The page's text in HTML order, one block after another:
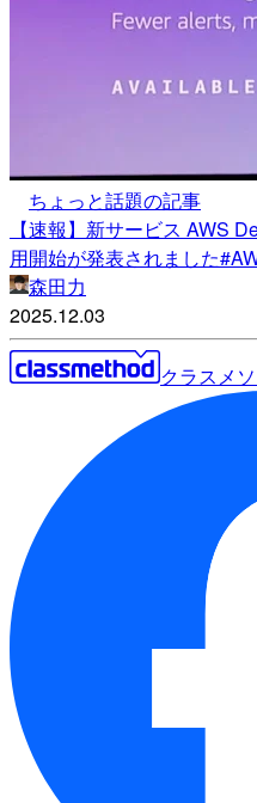
ちょっと話題の記事
【速報】新サービス AWS
用開始が発表されました
森田力
2025.12.03
クラスメ